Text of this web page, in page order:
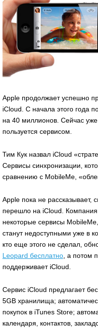
Apple продолжает успешно
iCloud. С начала этого года
на 40 миллионов. Сейчас
пользуется сервисом.
Тим Кук назвал iCloud
Сервисы синхронизации,
сравнению с MobileMe,
Apple пока не рассказывает,
перешло на iCloud.
некоторые сервисы
станут недоступными уже в
кто еще этого не сделал,
Leopard бесплатно, а потом
поддерживает iCloud.
Сервис iCloud предлагает
5GB хранилища;
покупок в iTunes Store;
календаря, контактов,